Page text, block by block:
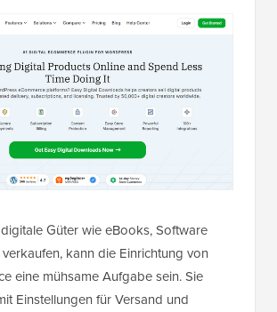
Güter wie eBooks, Software
kann die Einrichtung von
eine mühsame Aufgabe sein. Sie
Einstellungen für Versand und